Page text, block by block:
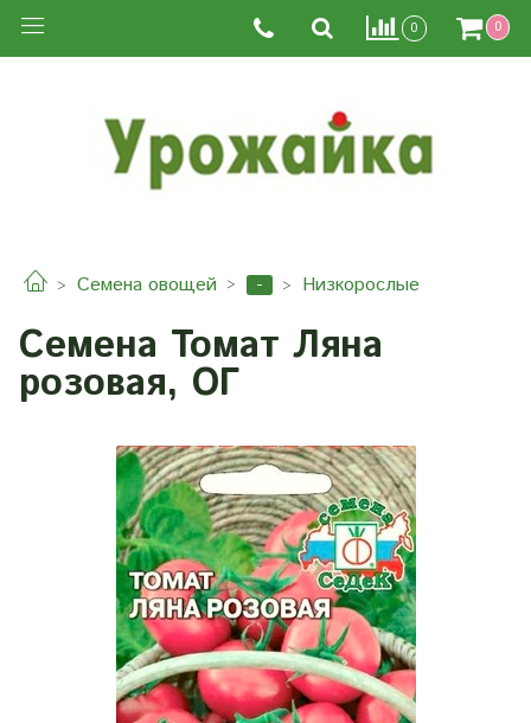
0 0
Семена овощей - Низкорослые
Семена Томат Ляна
розовая, ОГ